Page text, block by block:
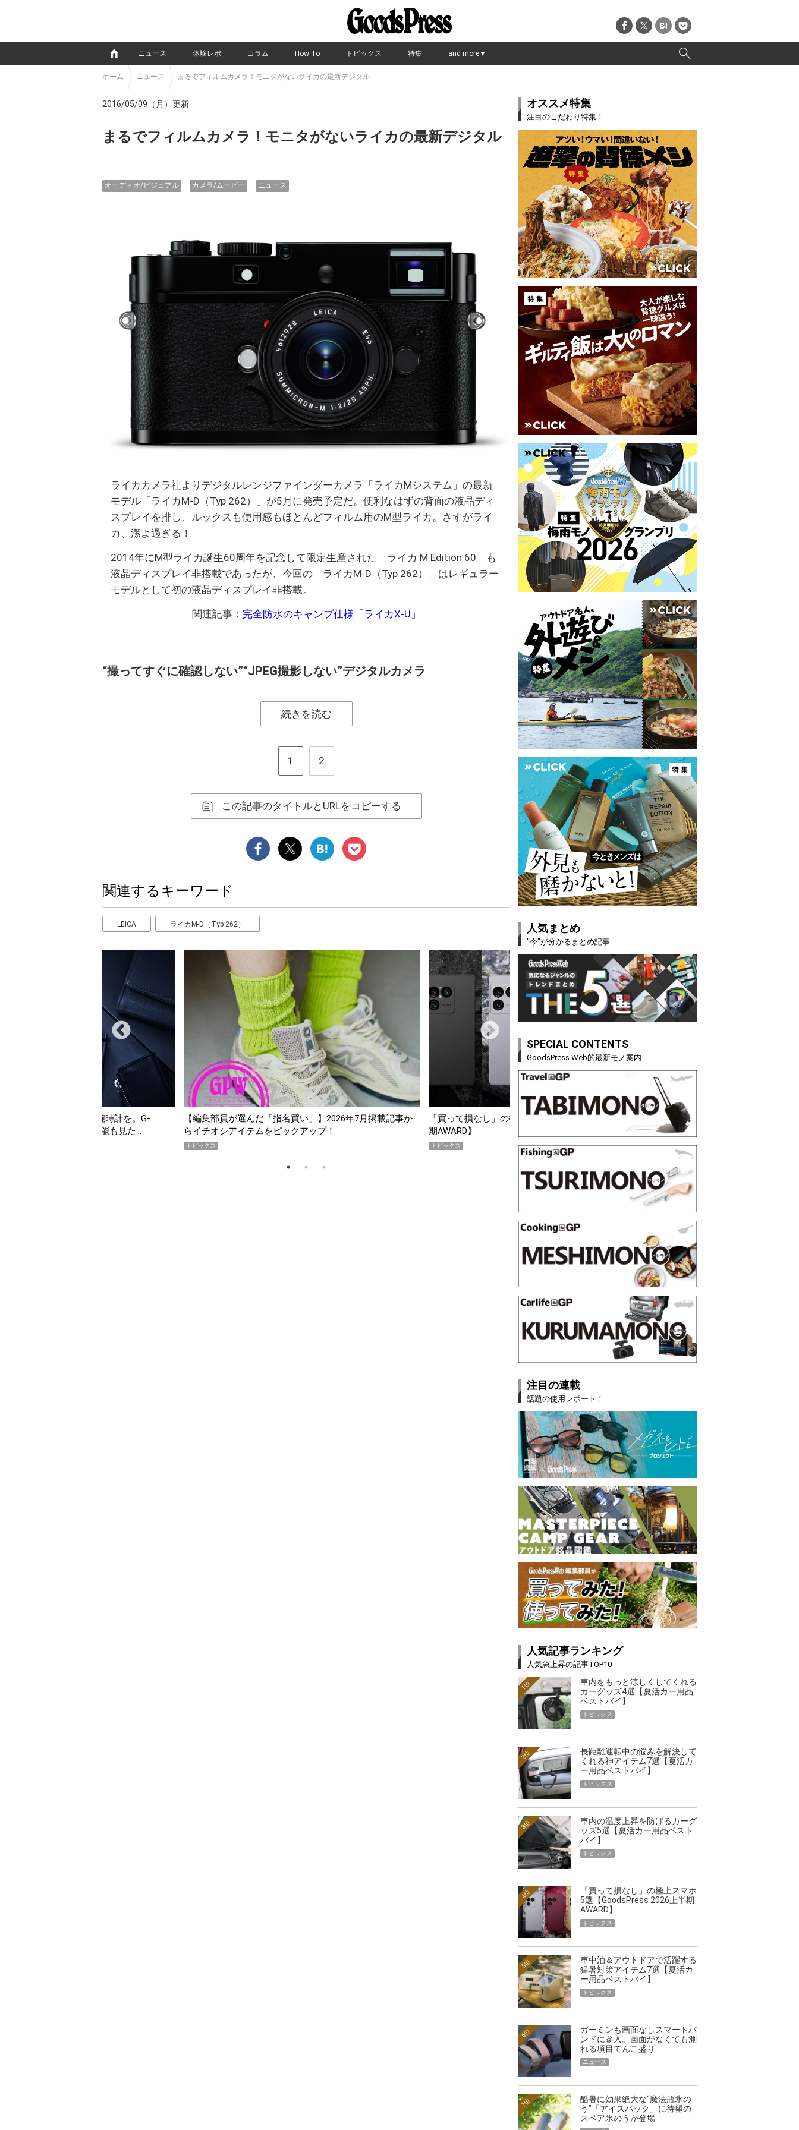
ニュース 体験レポ コラム How To トピックス 特集 and more▼
ホーム ニュース まるでフィルムカメラ！モニタがないライカの最新デジタル
2016/05/09（月）更新
まるでフィルムカメラ！モニタがないライカの最新デジタル
オーディオ/ビジュアル カメラ/ムービー ニュース
ライカカメラ社よりデジタルレンジファインダーカメラ「ライカMシステム」の最新
モデル「ライカM-D（Typ 262）」が5月に発売予定だ。便利なはずの背面の液晶ディ
スプレイを排し、ルックスも使用感もほとんどフィルム用のM型ライカ。さすがライ
カ、潔よ過ぎる！
2014年にM型ライカ誕生60周年を記念して限定生産された「ライカ M Edition 60」も
液晶ディスプレイ非搭載であったが、今回の「ライカM-D（Typ 262）」はレギュラー
モデルとして初の液晶ディスプレイ非搭載。
関連記事： 完全防水のキャンプ仕様「ライカX-U」
“撮ってすぐに確認しない”“JPEG撮影しない”デジタルカメラ
続きを読む
1 2
この記事のタイトルとURLをコピーする
関連するキーワード
LEICA ライカM-D（Typ 262）
【編集部員が選んだ「指名買い」】2026年7月掲載記事か
らイチオシアイテムをピックアップ！
「買って損なし」の極上スマホ5選【GoodsPress 2026上半
期AWARD】
薄着になる季節の夏こそ“映える”タフな腕時計を。G-
SHOCK「GRAVITYMASTER」は本当に機能も見た…
PR
オススメ特集
注目のこだわり特集！
人気まとめ
"今"が分かるまとめ記事
SPECIAL CONTENTS
GoodsPress Web的最新モノ案内
注目の連載
話題の使用レポート！
人気記事ランキング
人気急上昇の記事TOP10
車内をもっと涼しくしてくれる
カーグッズ4選【夏活カー用品
ベストバイ】
1位
トピックス
長距離運転中の悩みを解決して
くれる神アイテム7選【夏活カ
ー用品ベストバイ】
2位
トピックス
車内の温度上昇を防げるカーグ
ッズ5選【夏活カー用品ベスト
バイ】
3位
トピックス
「買って損なし」の極上スマホ
5選【GoodsPress 2026上半期
AWARD】
4位
トピックス
車中泊＆アウトドアで活躍する
猛暑対策アイテム7選【夏活カ
ー用品ベストバイ】
5位
トピックス
ガーミンも画面なしスマートバ
ンドに参入。画面がなくても測
れる項目てんこ盛り
6位
ニュース
酷暑に効果絶大な“魔法瓶氷の
う”「アイスパック」に待望の
スペア氷のうが登場
7位